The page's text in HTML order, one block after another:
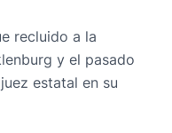
recluido a la
y el pasado
estatal en su